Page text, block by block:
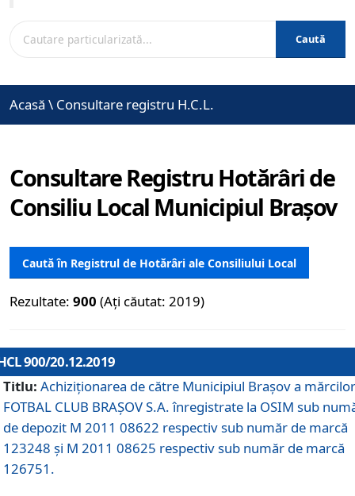
Caută
Acasă \ Consultare registru H.C.L.
Consultare Registru Hotărâri de
Consiliu Local Municipiul Brașov
Caută în Registrul de Hotărâri ale Consiliului Local
Rezultate: 900 (Ați căutat: 2019)
900/20.12.2019
Titlu: Achiziționarea de către Municipiul Brașov a mărcilor
FOTBAL CLUB BRAȘOV S.A. înregistrate la OSIM sub
de depozit M 2011 08622 respectiv sub număr de marcă
123248 și M 2011 08625 respectiv sub număr de marcă
126751.